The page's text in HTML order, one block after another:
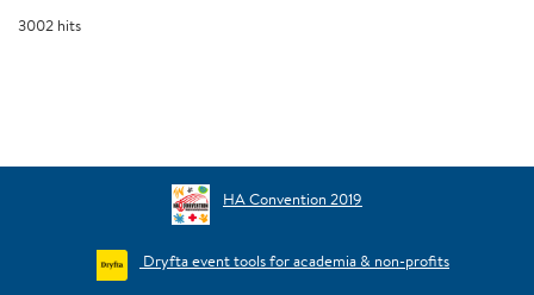
3002 hits
HA Convention 2019
Dryfta event tools for academia & non-profits